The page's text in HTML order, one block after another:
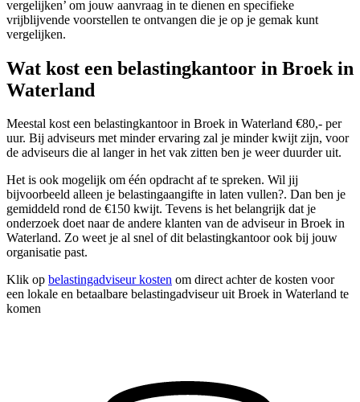
vergelijken’ om jouw aanvraag in te dienen en specifieke
vrijblijvende voorstellen te ontvangen die je op je gemak kunt
vergelijken.
Wat kost een belastingkantoor in Broek in
Waterland
Meestal kost een belastingkantoor in Broek in Waterland €80,- per
uur. Bij adviseurs met minder ervaring zal je minder kwijt zijn, voor
de adviseurs die al langer in het vak zitten ben je weer duurder uit.
Het is ook mogelijk om één opdracht af te spreken. Wil jij
bijvoorbeeld alleen je belastingaangifte in laten vullen?. Dan ben je
gemiddeld rond de €150 kwijt. Tevens is het belangrijk dat je
onderzoek doet naar de andere klanten van de adviseur in Broek in
Waterland. Zo weet je al snel of dit belastingkantoor ook bij jouw
organisatie past.
Klik op belastingadviseur kosten om direct achter de kosten voor
een lokale en betaalbare belastingadviseur uit Broek in Waterland te
komen